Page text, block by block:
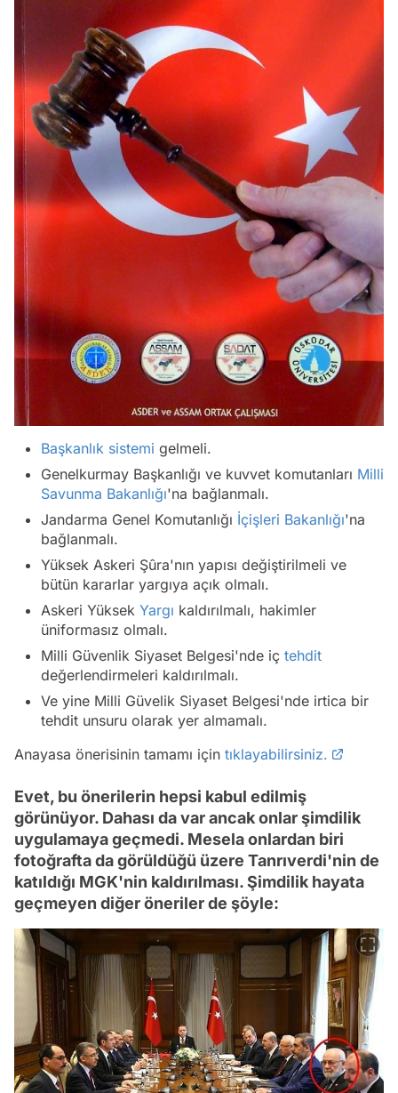
Başkanlık sistemi gelmeli.
Genelkurmay Başkanlığı ve kuvvet komutanları Milli
Savunma Bakanlığı'na bağlanmalı.
Jandarma Genel Komutanlığı İçişleri Bakanlığı'na
bağlanmalı.
Yüksek Askeri Şûra'nın yapısı değiştirilmeli ve
bütün kararlar yargıya açık olmalı.
Askeri Yüksek Yargı kaldırılmalı, hakimler
üniformasız olmalı.
Milli Güvenlik Siyaset Belgesi'nde iç tehdit
değerlendirmeleri kaldırılmalı.
Ve yine Milli Güvelik Siyaset Belgesi'nde irtica bir
tehdit unsuru olarak yer almamalı.
Anayasa önerisinin tamamı için tıklayabilirsiniz.
Evet, bu önerilerin hepsi kabul edilmiş
görünüyor. Dahası da var ancak onlar şimdilik
uygulamaya geçmedi. Mesela onlardan biri
fotoğrafta da görüldüğü üzere Tanrıverdi'nin de
katıldığı MGK'nin kaldırılması. Şimdilik hayata
geçmeyen diğer öneriler de şöyle: